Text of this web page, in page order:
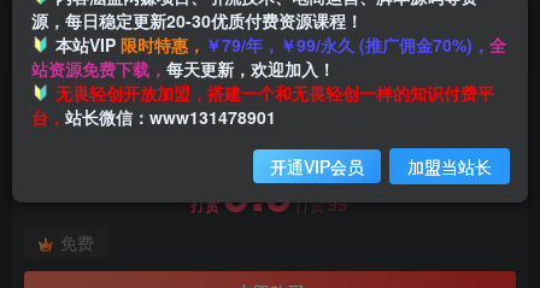
首页 创业课程 会员免费 正文
此内容为付费阅读，请付费后查看
打赏9.9打赏99
免费
付费阅读
源，每日稳定更新20-30优质付费资源课程！
本站VIP 限时特惠， ￥79/年，￥99/永久 (推广佣金70%)， 全
站资源免费下载， 每天更新，欢迎加入！
无畏轻创开放加盟，搭建一个和无畏轻创一样的知识付费平
台， 站长微信：www131478901
开通VIP会员 加盟当站长